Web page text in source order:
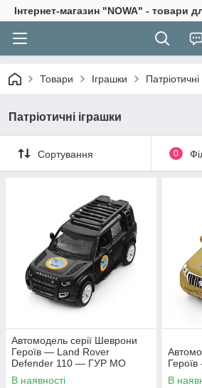
Інтернет-магазин "NOWA" - товари
Товари Іграшки
Патріотичні іграшки
Сортування 0
Автомодель серії Шеврони
Героїв — Land Rover
Defender 110 — ГУР МО
В наявності
В